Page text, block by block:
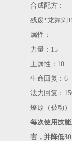
合成配方：
残废*龙舞剑
属性：
力量：15
主属性：10
生命回复：6
法力回复：
燎原（被动
每次使用技
害，并降低